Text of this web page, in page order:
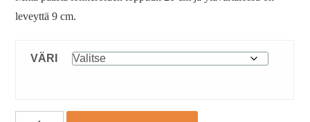
leveyttä 9 cm.
VÄRI